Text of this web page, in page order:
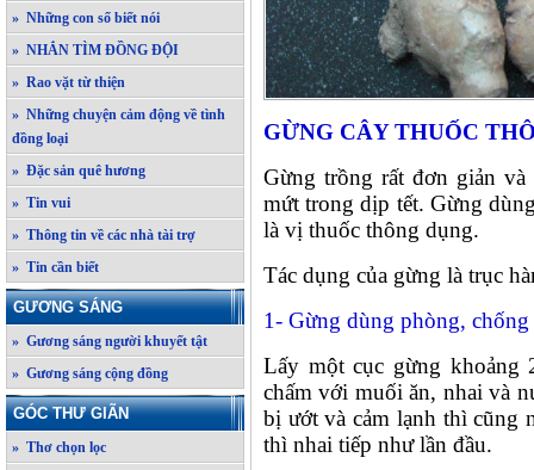
» Những con số biết nói
» NHẮN TÌM ĐỒNG ĐỘI
» Rao vặt từ thiện
» Những chuyện cảm động về tình
đồng loại
» Đặc sản quê hương
» Tin vui
» Thông tin về các nhà tài trợ
» Tin cần biết
GƯƠNG SÁNG
» Gương sáng người khuyết tật
» Gương sáng cộng đồng
GÓC THƯ GIÃN
» Thơ chọn lọc
GỪNG CÂY THUỐC
Gừng trồng rất đơn giản
mứt trong dịp tết. Gừng
là vị thuốc thông dụng.
Tác dụng của gừng là trục
1- Gừng dùng phòng, chống
Lấy một cục gừng khoảng
chấm với muối ăn, nhai và
bị ướt và cảm lạnh thì cũng
thì nhai tiếp như lần đầu.